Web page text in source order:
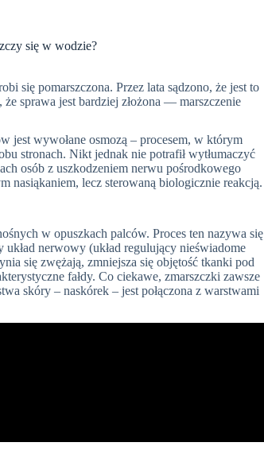
się w wodzie?
się pomarszczona. Przez lata sądzono, że jest to
że sprawa jest bardziej złożona — marszczenie
jest wywołane osmozą – procesem, w którym
stronach. Nikt jednak nie potrafił wytłumaczyć
osób z uszkodzeniem nerwu pośrodkowego
nasiąkaniem, lecz sterowaną biologicznie reakcją.
w opuszkach palców. Proces ten nazywa się
nerwowy (układ regulujący nieświadome
się zwężają, zmniejsza się objętość tkanki pod
fałdy. Co ciekawe, zmarszczki zawsze
skóry – naskórek – jest połączona z warstwami